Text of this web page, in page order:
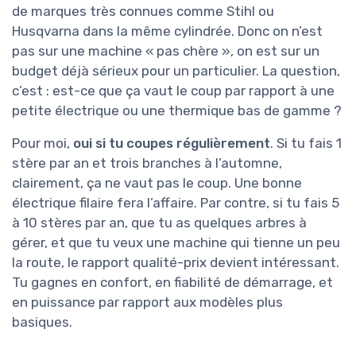
de marques très connues comme Stihl ou
Husqvarna dans la même cylindrée. Donc on n’est
pas sur une machine « pas chère », on est sur un
budget déjà sérieux pour un particulier. La question,
c’est : est-ce que ça vaut le coup par rapport à une
petite électrique ou une thermique bas de gamme ?
Pour moi, oui si tu coupes régulièrement. Si tu fais 1
stère par an et trois branches à l’automne,
clairement, ça ne vaut pas le coup. Une bonne
électrique filaire fera l’affaire. Par contre, si tu fais 5
à 10 stères par an, que tu as quelques arbres à
gérer, et que tu veux une machine qui tienne un peu
la route, le rapport qualité-prix devient intéressant.
Tu gagnes en confort, en fiabilité de démarrage, et
en puissance par rapport aux modèles plus
basiques.